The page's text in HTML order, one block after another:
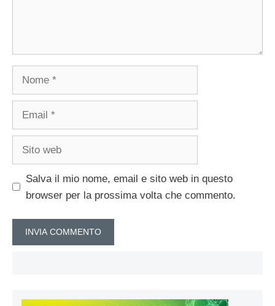
Nome
Email
Sito
Salva il mio nome, email e sito web in questo
browser per la prossima volta che commento.